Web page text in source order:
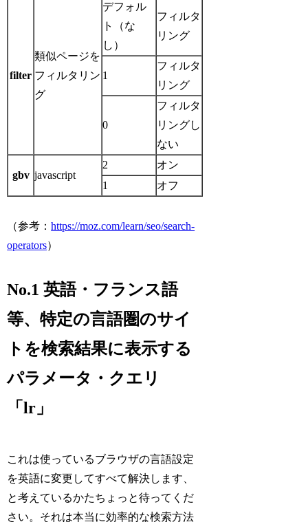
filter
類似ページを
フィルタリン
グ
デフォル
ト（な
し）
フィルタ
リング
1
フィルタ
リング
0
フィルタ
リングし
ない
gbv javascript
2
オン
1
オフ
（参考：https://moz.com/learn/seo/search-
operators）
No.1 英語・フランス語
等、特定の言語圏のサイ
トを検索結果に表示する
パラメータ・クエリ
「lr」
これは使っているブラウザの言語設定
を英語に変更してすべて解決します、
と考えているかたちょっと待ってくだ
さい。それは本当に効率的な検索方法